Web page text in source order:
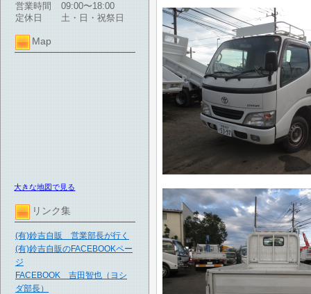
営業時間
09:00〜18:00
定休日
土・日・祝祭日
Map
大きな地図で見る
リンク集
(有)鈴吉自販 営業部長が行く
(有)鈴吉自販のFACEBOOKペー
ジ
FACEBOOK 吉田智也（ヨシ
ダ部長）